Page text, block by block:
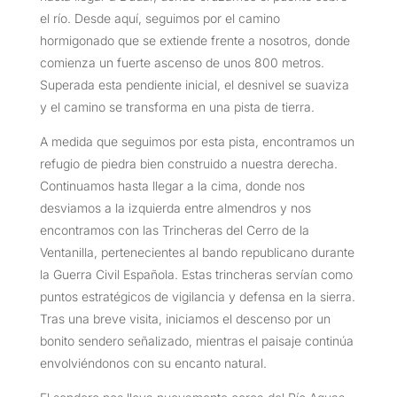
el río. Desde aquí, seguimos por el camino
hormigonado que se extiende frente a nosotros, donde
comienza un fuerte ascenso de unos 800 metros.
Superada esta pendiente inicial, el desnivel se suaviza
y el camino se transforma en una pista de tierra.
A medida que seguimos por esta pista, encontramos un
refugio de piedra bien construido a nuestra derecha.
Continuamos hasta llegar a la cima, donde nos
desviamos a la izquierda entre almendros y nos
encontramos con las Trincheras del Cerro de la
Ventanilla, pertenecientes al bando republicano durante
la Guerra Civil Española. Estas trincheras servían como
puntos estratégicos de vigilancia y defensa en la sierra.
Tras una breve visita, iniciamos el descenso por un
bonito sendero señalizado, mientras el paisaje continúa
envolviéndonos con su encanto natural.